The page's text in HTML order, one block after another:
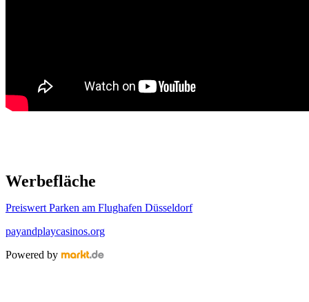
Werbefläche
Preiswert Parken am Flughafen Düsseldorf
payandplaycasinos.org
Powered by